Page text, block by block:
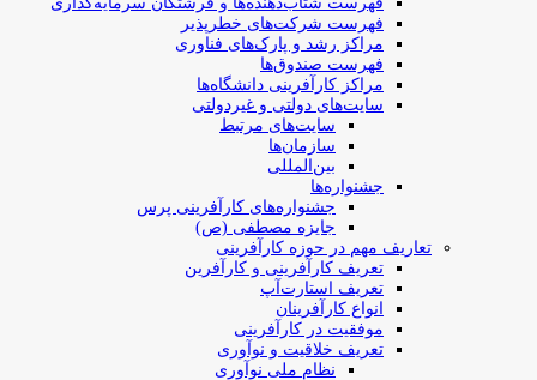
فهرست شرکت‌های خطرپذیر
مراکز رشد و پارک‌های فناوری
فهرست صندوق‌ها
مراکز کارآفرینی دانشگاه‌ها
سایت‌های دولتی و غیردولتی
سایت‌های مرتبط
سازمان‌ها
بین‌المللی
جشنواره‌ها
جشنواره‌های کارآفرینی‌ پرس
جایزه مصطفی (ص)
تعاریف مهم در حوزه کارآفرینی
تعریف کارآفرینی و کارآفرین
تعریف استارت‌آپ
انواع کارآفرینان
موفقیت در کارآفرینی
تعریف خلاقیت و نوآوری
نظام ملی نوآوری